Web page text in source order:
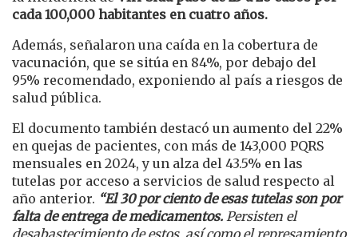
cada 100,000 habitantes en cuatro años.
Además, señalaron una caída en la cobertura de
vacunación, que se sitúa en 84%, por debajo del
95% recomendado, exponiendo al país a riesgos de
salud pública.
El documento también destacó un aumento del 22%
en quejas de pacientes, con más de 143,000 PQRS
mensuales en 2024, y un alza del 43.5% en las
tutelas por acceso a servicios de salud respecto al
año anterior. “El 30 por ciento de esas tutelas son por
falta de entrega de medicamentos. Persisten el
desabastecimiento de estos, así como el represamiento